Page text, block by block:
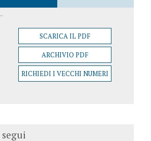
SCARICA IL PDF
ARCHIVIO PDF
RICHIEDI I VECCHI NUMERI
segui